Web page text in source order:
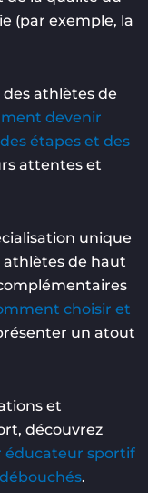
(par exemple, la
des athlètes de
devenir
étapes et des
attentes et
unique
athlètes de haut
choisir et
un atout
et
découvrez
éducateur sportif
.